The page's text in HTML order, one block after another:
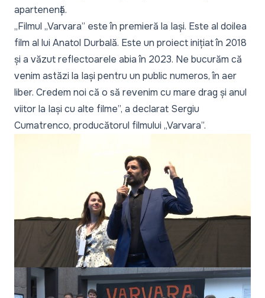
apartenență.
„Filmul „Varvara” este în premieră la Iași. Este al doilea
film al lui Anatol Durbală. Este un proiect inițiat în 2018
și a văzut reflectoarele abia în 2023. Ne bucurăm că
venim astăzi la Iași pentru un public numeros, în aer
liber. Credem noi că o să revenim cu mare drag și anul
viitor la Iași cu alte filme”, a declarat Sergiu
Cumatrenco, producătorul filmului „Varvara”.